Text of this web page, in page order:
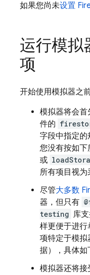
如果您尚未设置
运行模拟
项
开始使用模拟器之
模拟器将会首
件的
字段中指定
您没有按如下
或
所有项目视为
尽管大多数
器，但只有
testing 库
样更便于进
项特定于模
据），具体如
模拟器还将接